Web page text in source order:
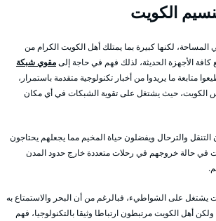
الكويت
لكنها كبيرة بما يمتلك أهل الكويت الكرام من
كافة الأجهزة الحديثة، لذلك فهم في حاجة إلىمقوي شبكة
متابعة ما يريدوا من أخبار تكنولوجية متقدمة باستمرار،
الكويت، حيث يشتغل على تقوية الشبكات في أي مكان
والترحال ويفضلون حياة المخيم مما يجعلهم يحتاجون
حالة خروجهم في رحلات متعددة خارج حدود المدن
على الشواطيء، فبالرغم من أن البحر والاستمتاع به
أهل الكويت مرتبطون ارتباطا وثيقا بالتكنولوجيا، فهم